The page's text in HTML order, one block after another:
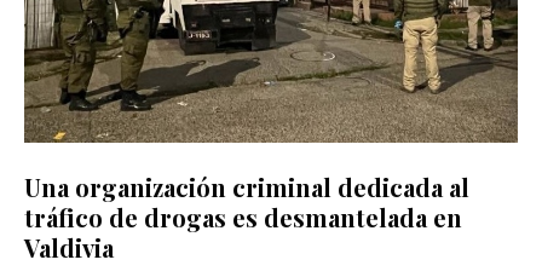
Una organización criminal dedicada al
tráfico de drogas es desmantelada en
Valdivia